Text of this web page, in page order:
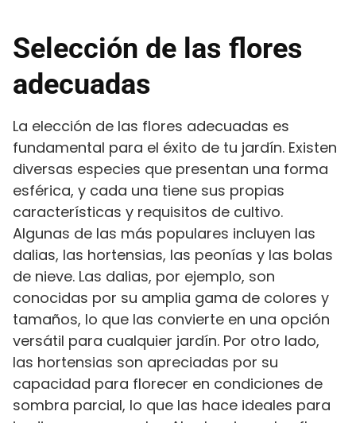
Selección de las flores
adecuadas
La elección de las flores adecuadas es
fundamental para el éxito de tu jardín. Existen
diversas especies que presentan una forma
esférica, y cada una tiene sus propias
características y requisitos de cultivo.
Algunas de las más populares incluyen las
dalias, las hortensias, las peonías y las bolas
de nieve. Las dalias, por ejemplo, son
conocidas por su amplia gama de colores y
tamaños, lo que las convierte en una opción
versátil para cualquier jardín. Por otro lado,
las hortensias son apreciadas por su
capacidad para florecer en condiciones de
sombra parcial, lo que las hace ideales para